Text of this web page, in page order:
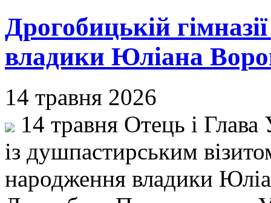
Дрогобицькій
владики Юліана
14 травня 2026
14 травня Отець і
із душпастирським
народження владики